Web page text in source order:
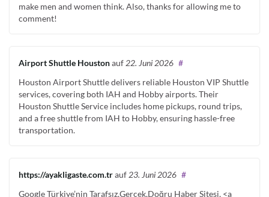
make men and women think. Also, thanks for allowing me to
comment!
Airport Shuttle Houstonauf 22. Juni 2026 #
Houston Airport Shuttle delivers reliable Houston VIP Shuttle
services, covering both IAH and Hobby airports. Their
Houston Shuttle Service includes home pickups, round trips,
and a free shuttle from IAH to Hobby, ensuring hassle-free
transportation.
https://ayakligaste.com.trauf 23. Juni 2026 #
Google Türkiye’nin Tarafsız,Gerçek,Doğru Haber Sitesi, <a